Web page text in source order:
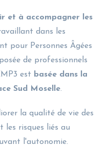
et à accompagner les
dans les
pour Personnes Âgées
de professionnels
est basée dans la
Sud Moselle.
la qualité de vie des
les risques liés au
l'autonomie.